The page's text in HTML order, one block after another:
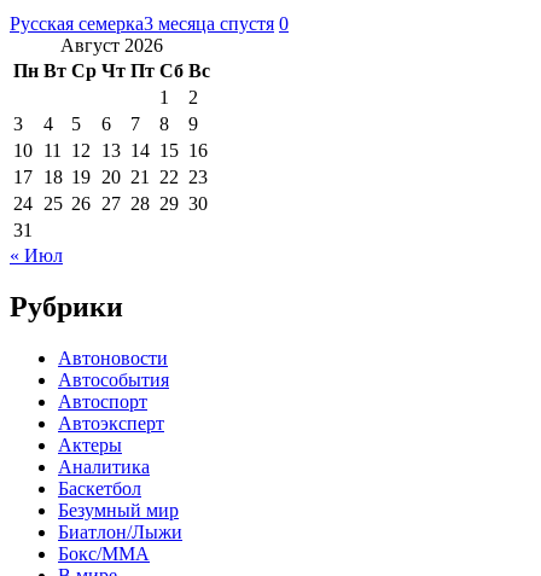
Русская семерка3 месяца спустя 0
Август 2026
Пн Вт Ср Чт Пт Сб Вс
1
2
3
4 5 6 7 8
9
10 11 12 13 14 15 16
17 18 19 20 21 22 23
24 25 26 27 28 29 30
31
« Июл
Рубрики
Автоновости
Автособытия
Автоспорт
Автоэксперт
Актеры
Аналитика
Баскетбол
Безумный мир
Биатлон/Лыжи
Бокс/MMA